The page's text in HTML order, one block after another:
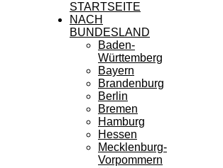
STARTSEITE
NACH
BUNDESLAND
Baden-
Württemberg
Bayern
Brandenburg
Berlin
Bremen
Hamburg
Hessen
Mecklenburg-
Vorpommern